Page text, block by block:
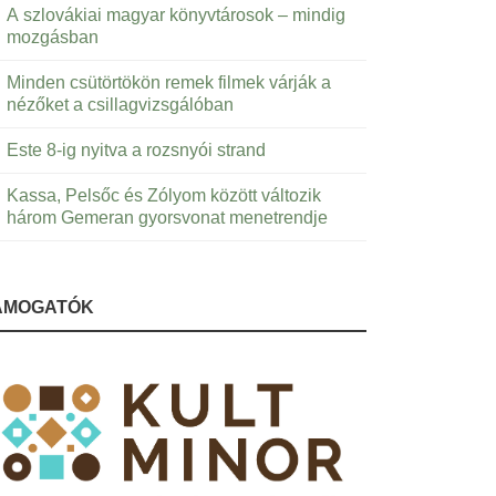
A szlovákiai magyar könyvtárosok – mindig
mozgásban
Minden csütörtökön remek filmek várják a
nézőket a csillagvizsgálóban
Este 8-ig nyitva a rozsnyói strand
Kassa, Pelsőc és Zólyom között változik
három Gemeran gyorsvonat menetrendje